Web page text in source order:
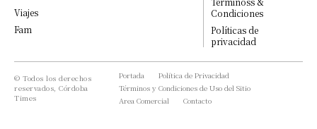
Viajes
Fam
Condiciones
Políticas de
privacidad
© Todos los derechos
reservados, Córdoba
Times
Portada
Política de Privacidad
Términos y Condiciones de Uso del Sitio
Area Comercial
Contacto